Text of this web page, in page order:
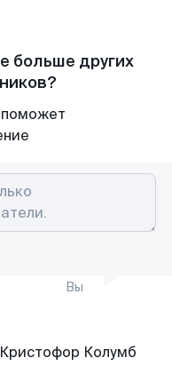
больше других
Вы